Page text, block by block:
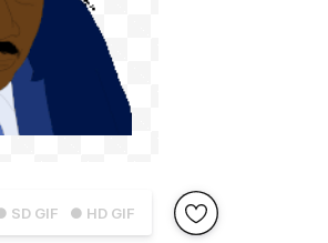
SD GIF ● HD GIF